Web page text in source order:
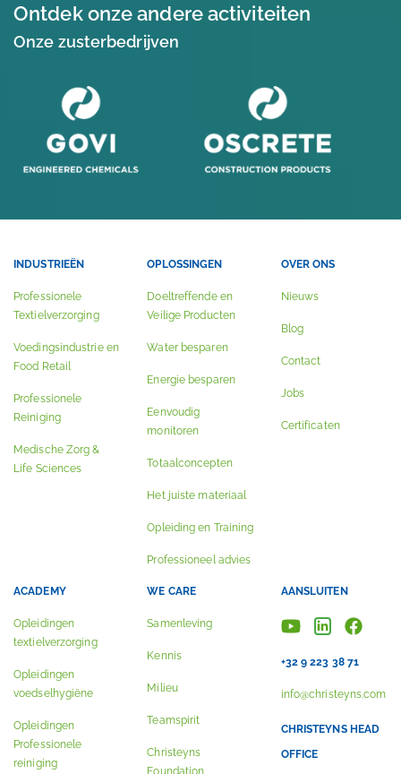
Ontdek onze andere activiteiten
Onze zusterbedrijven
INDUSTRIEËN
Professionele
Textielverzorging
Voedingsindustrie en
Food Retail
Professionele
Reiniging
Medische Zorg &
Life Sciences
OPLOSSINGEN
Doeltreffende en
Veilige Producten
Water besparen
Energie besparen
Eenvoudig
monitoren
Totaalconcepten
Het juiste materiaal
Opleiding en Training
Professioneel advies
OVER ONS
Nieuws
Blog
Contact
Jobs
Certificaten
ACADEMY
Opleidingen
textielverzorging
Opleidingen
voedselhygiëne
Opleidingen
Professionele
reiniging
WE CARE
Samenleving
Kennis
Milieu
Teamspirit
Christeyns
Foundation
AANSLUITEN
+32 9 223 38 71
info@christeyns.com
CHRISTEYNS HEAD
OFFICE